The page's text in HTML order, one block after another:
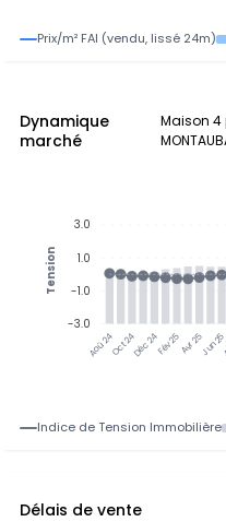
Prix/m² FAI (vendu, lissé 24m)
Dynamique
marché
Maison 4
Aoû 24Oct 24Déc 24Fév 25Avr 25Jun 25
3.0
1.0
-1.0
-3.0
Tension
Indice de Tension Immobilière
Délais de vente